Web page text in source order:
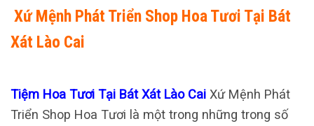
Xứ Mệnh Phát Triển Shop Hoa Tươi Tại Bát
Xát Lào Cai
Tiệm Hoa Tươi Tại Bát Xát Lào Cai Xứ Mệnh Phát
Triển Shop Hoa Tươi là một trong những trong số